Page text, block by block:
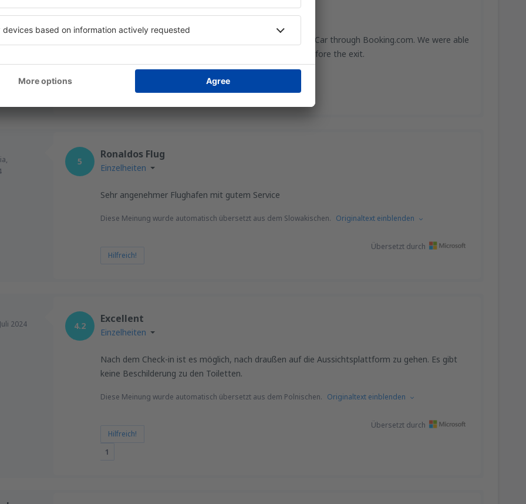
4.9
Einzelheiten
Everything was fine. We had reserved a car from Rent a Car through Booking.com. We were able
to easily pick up the car from the point at the airport before the exit.
Hilfreich!
5
Ronaldos Flug
Einzelheiten
Sehr angenehmer Flughafen mit gutem Service
Diese Meinung wurde automatisch übersetzt aus dem Slowakischen. Originaltext einblenden
Hilfreich!
Übersetzt durch
Juli 2024 4.2
Excellent
Einzelheiten
Nach dem Check-in ist es möglich, nach draußen auf die Aussichtsplattform zu gehen. Es gibt
keine Beschilderung zu den Toiletten.
Diese Meinung wurde automatisch übersetzt aus dem Polnischen. Originaltext einblenden
Hilfreich!
1
Übersetzt durch